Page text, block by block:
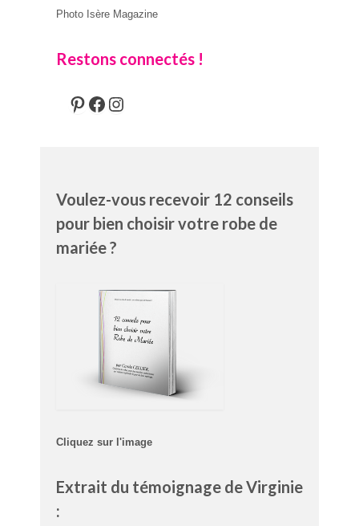
Photo Isère Magazine
Restons connectés !
Pinterest
Facebook
Instagram
Voulez-vous recevoir 12 conseils
pour bien choisir votre robe de
mariée ?
Cliquez sur l'image
Extrait du témoignage de Virginie
: